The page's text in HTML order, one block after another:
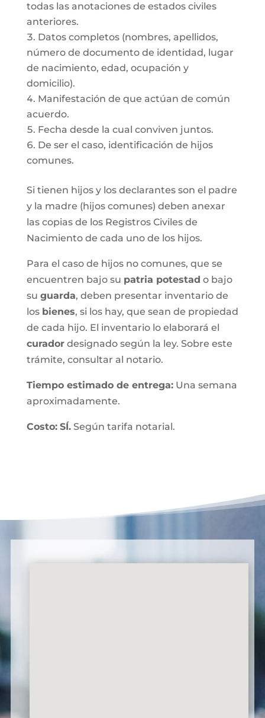
todas las anotaciones de estados civiles
anteriores.
Datos completos (nombres, apellidos,
número de documento de identidad, lugar
de nacimiento, edad, ocupación y
domicilio).
Manifestación de que actúan de común
acuerdo.
Fecha desde la cual conviven juntos.
De ser el caso, identificación de hijos
comunes.
Si tienen hijos y los declarantes son el padre
y la madre (hijos comunes) deben anexar
las copias de los Registros Civiles de
Nacimiento de cada uno de los hijos.
Para el caso de hijos no comunes, que se
encuentren bajo su patria potestad o bajo
su guarda, deben presentar inventario de
los bienes, si los hay, que sean de propiedad
de cada hijo. El inventario lo elaborará el
curadordesignado según la ley. Sobre este
trámite, consultar al notario.
Tiempo estimado de entrega:Una semana
aproximadamente.
Costo: SÍ.Según tarifa notarial.